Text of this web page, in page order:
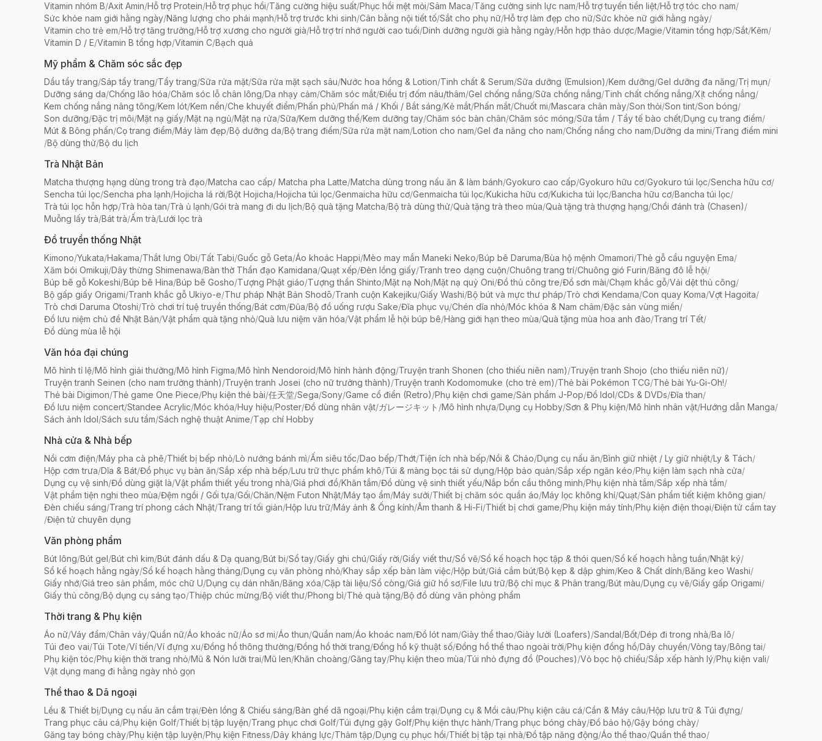
Vitamin nhóm B/Axit Amin/Hỗ trợ Protein/Hỗ trợ phục hồi/Tăng cường hiệu suất/Phục hồi mệt mỏi/Sâm Maca/Tăng cường sinh lực nam/Hỗ trợ tuyến tiền liệt/Hỗ trợ tóc cho nam/
Sức khỏe nam giới hằng ngày/Năng lượng cho phái mạnh/Hỗ trợ trước khi sinh/Cân bằng nội tiết tố/Sắt cho phụ nữ/Hỗ trợ làm đẹp cho nữ/Sức khỏe nữ giới hằng ngày/
Vitamin cho trẻ em/Hỗ trợ tăng trưởng/Hỗ trợ xương cho người già/Hỗ trợ trí nhớ người cao tuổi/Dinh dưỡng người già hằng ngày/Hỗn hợp thảo dược/Magie/Vitamin tổng hợp/Sắt/Kẽm/
Vitamin D / E/Vitamin B tổng hợp/Vitamin C/Bạch quả
Mỹ phẩm & Chăm sóc sắc đẹp
Dầu tẩy trang/Sáp tẩy trang/Tẩy trang/Sữa rửa mặt/Sữa rửa mặt sạch sâu/Nước hoa hồng & Lotion/Tinh chất & Serum/Sữa dưỡng (Emulsion)/Kem dưỡng/Gel dưỡng đa năng/Trị mụn/
Dưỡng sáng da/Chống lão hóa/Chăm sóc lỗ chân lông/Da nhạy cảm/Chăm sóc mắt/Điều trị đốm nâu/thâm/Gel chống nắng/Sữa chống nắng/Tinh chất chống nắng/Xịt chống nắng/
Kem chống nắng nâng tông/Kem lót/Kem nền/Che khuyết điểm/Phấn phủ/Phấn má / Khối / Bắt sáng/Kẻ mắt/Phấn mắt/Chuốt mi/Mascara chân mày/Son thỏi/Son tint/Son bóng/
Son dưỡng/Đặc trị môi/Mặt nạ giấy/Mặt nạ ngủ/Mặt nạ rửa/Sữa/Kem dưỡng thể/Kem dưỡng tay/Chăm sóc bàn chân/Chăm sóc móng/Sữa tắm / Tẩy tế bào chết/Dụng cụ trang điểm/
Mút & Bông phấn/Cọ trang điểm/Máy làm đẹp/Bộ dưỡng da/Bộ trang điểm/Sữa rửa mặt nam/Lotion cho nam/Gel đa năng cho nam/Chống nắng cho nam/Dưỡng da mini/Trang điểm mini
/Bộ dùng thử/Bộ du lịch
Trà Nhật Bản
Matcha thượng hạng dùng trong trà đạo/Matcha cao cấp/ Matcha pha Latte/Matcha dùng trong nấu ăn & làm bánh/Gyokuro cao cấp/Gyokuro hữu cơ/Gyokuro túi lọc/Sencha hữu cơ/
Sencha túi lọc/Sencha pha lạnh/Hojicha lá rời/Bột Hojicha/Hojicha túi lọc/Genmaicha hữu cơ/Genmaicha túi lọc/Kukicha hữu cơ/Kukicha túi lọc/Bancha hữu cơ/Bancha túi lọc/
Trà túi lọc hỗn hợp/Trà hòa tan/Trà ủ lạnh/Gói trà mang đi du lịch/Bộ quà tặng Matcha/Bộ trà dùng thử/Quà tặng trà theo mùa/Quà tặng trà thượng hạng/Chổi đánh trà (Chasen)/
Muỗng lấy trà/Bát trà/Ấm trà/Lưới lọc trà
Đồ truyền thống Nhật
Kimono/Yukata/Hakama/Thắt lưng Obi/Tất Tabi/Guốc gỗ Geta/Áo khoác Happi/Mèo may mắn Maneki Neko/Búp bê Daruma/Bùa hộ mệnh Omamori/Thẻ gỗ cầu nguyện Ema/
Xăm bói Omikuji/Dây thừng Shimenawa/Bàn thờ Thần đạo Kamidana/Quạt xếp/Đèn lồng giấy/Tranh treo dạng cuộn/Chuông trang trí/Chuông gió Furin/Băng đô lễ hội/
Búp bê gỗ Kokeshi/Búp bê Hina/Búp bê Gosho/Tượng Phật giáo/Tượng thần Shinto/Mặt nạ Noh/Mặt nạ quỷ Oni/Đồ thủ công tre/Đồ sơn mài/Chạm khắc gỗ/Vải dệt thủ công/
Bộ gấp giấy Origami/Tranh khắc gỗ Ukiyo-e/Thư pháp Nhật Bản Shodō/Tranh cuộn Kakejiku/Giấy Washi/Bộ bút và mực thư pháp/Trò chơi Kendama/Con quay Koma/Vợt Hagoita/
Trò chơi Daruma Otoshi/Trò chơi trí tuệ truyền thống/Bát cơm/Đũa/Bộ đồ uống rượu Sake/Đĩa phục vụ/Chén dĩa nhỏ/Móc khóa & Nam châm/Đặc sản vùng miền/
Đồ lưu niệm chủ đề Nhật Bản/Vật phẩm quà tặng nhỏ/Quà lưu niệm văn hóa/Vật phẩm lễ hội búp bê/Hàng giới hạn theo mùa/Quà tặng mùa hoa anh đào/Trang trí Tết/
Đồ dùng mùa lễ hội
Văn hóa đại chúng
Mô hình tỉ lệ/Mô hình giải thưởng/Mô hình Figma/Mô hình Nendoroid/Mô hình hành động/Truyện tranh Shonen (cho thiếu niên nam)/Truyện tranh Shojo (cho thiếu niên nữ)/
Truyện tranh Seinen (cho nam trưởng thành)/Truyện tranh Josei (cho nữ trưởng thành)/Truyện tranh Kodomomuke (cho trẻ em)/Thẻ bài Pokémon TCG/Thẻ bài Yu-Gi-Oh!/
Thẻ bài Digimon/Thẻ game One Piece/Phụ kiện thẻ bài/任天堂/Sega/Sony/Game cổ điển (Retro)/Phụ kiện chơi game/Sản phẩm J-Pop/Đồ Idol/CDs & DVDs/Đĩa than/
Đồ lưu niệm concert/Standee Acrylic/Móc khóa/Huy hiệu/Poster/Đồ dùng nhân vật/ガレージキット /Mô hình nhựa/Dụng cụ Hobby/Sơn & Phụ kiện/Mô hình nhân vật/Hướng dẫn Manga/
Sách ảnh Idol/Sách sưu tầm/Sách nghệ thuật Anime/Tạp chí Hobby
Nhà cửa & Nhà bếp
Nồi cơm điện/Máy pha cà phê/Thiết bị bếp nhỏ/Lò nướng bánh mì/Ấm siêu tốc/Dao bếp/Thớt/Tiện ích nhà bếp/Nồi & Chảo/Dụng cụ nấu ăn/Bình giữ nhiệt / Ly giữ nhiệt/Ly & Tách/
Hộp cơm trưa/Dĩa & Bát/Đồ phục vụ bàn ăn/Sắp xếp nhà bếp/Lưu trữ thực phẩm khô/Túi & màng bọc tái sử dụng/Hộp bảo quản/Sắp xếp ngăn kéo/Phụ kiện làm sạch nhà cửa/
Dụng cụ vệ sinh/Đồ dùng giặt là/Vật phẩm thiết yếu trong nhà/Giá phơi đồ/Khăn tắm/Đồ dùng vệ sinh thiết yếu/Nắp bồn cầu thông minh/Phụ kiện nhà tắm/Sắp xếp nhà tắm/
Vật phẩm tiện nghi theo mùa/Đệm ngồi / Gối tựa/Gối/Chăn/Nệm Futon Nhật/Máy tạo ẩm/Máy sưởi/Thiết bị chăm sóc quần áo/Máy lọc không khí/Quạt/Sản phẩm tiết kiệm không gian/
Đèn chiếu sáng/Trang trí phong cách Nhật/Trang trí tối giản/Hộp lưu trữ/Máy ảnh & Ống kính/Âm thanh & Hi-Fi/Thiết bị chơi game/Phụ kiện máy tính/Phụ kiện điện thoại/Điện tử cầm tay
/Điện tử chuyên dụng
Văn phòng phẩm
Bút lông/Bút gel/Bút chì kim/Bút đánh dấu & Dạ quang/Bút bi/Sổ tay/Giấy ghi chú/Giấy rời/Giấy viết thư/Sổ vẽ/Sổ kế hoạch học tập & thói quen/Sổ kế hoạch hằng tuần/Nhật ký/
Sổ kế hoạch hằng ngày/Sổ kế hoạch hằng tháng/Dụng cụ văn phòng nhỏ/Khay sắp xếp bàn làm việc/Hộp bút/Giá cắm bút/Bộ kẹp & dập ghim/Keo & Chất dính/Băng keo Washi/
Giấy nhớ/Giá treo sản phẩm, móc chữ U/Dụng cụ dán nhãn/Băng xóa/Cặp tài liệu/Sổ còng/Giá giữ hồ sơ/File lưu trữ/Bộ chỉ mục & Phân trang/Bút màu/Dụng cụ vẽ/Giấy gấp Origami/
Giấy thủ công/Bộ dụng cụ sáng tạo/Thiệp chúc mừng/Bộ viết thư/Phong bì/Thẻ quà tặng/Bộ đồ dùng văn phòng phẩm
Thời trang & Phụ kiện
Áo nữ/Váy đầm/Chân váy/Quần nữ/Áo khoác nữ/Áo sơ mi/Áo thun/Quần nam/Áo khoác nam/Đồ lót nam/Giày thể thao/Giày lười (Loafers)/Sandal/Bốt/Dép đi trong nhà/Ba lô/
Túi đeo vai/Túi Tote/Ví tiền/Ví đựng xu/Đồng hồ thông thường/Đồng hồ thời trang/Đồng hồ kỹ thuật số/Đồng hồ thể thao ngoài trời/Phụ kiện đồng hồ/Dây chuyền/Vòng tay/Bông tai/
Phụ kiện tóc/Phụ kiện thời trang nhỏ/Mũ & Nón lưỡi trai/Mũ len/Khăn choàng/Găng tay/Phụ kiện theo mùa/Túi nhỏ đựng đồ (Pouches)/Vỏ bọc hộ chiếu/Sắp xếp hành lý/Phụ kiện vali/
Vật dụng mang đi hằng ngày nhỏ gọn
Thể thao & Dã ngoại
Lều & Thiết bị/Dụng cụ nấu ăn cắm trại/Đèn lồng & Chiếu sáng/Bàn ghế dã ngoại/Phụ kiện cắm trại/Dụng cụ & Mồi câu/Phụ kiện câu cá/Cần & Máy câu/Hộp lưu trữ & Túi đựng/
Trang phục câu cá/Phụ kiện Golf/Thiết bị tập luyện/Trang phục chơi Golf/Túi đựng gậy Golf/Phụ kiện thực hành/Trang phục bóng chày/Đồ bảo hộ/Gậy bóng chày/
Găng tay bóng chày/Phụ kiện tập luyện/Phụ kiện Fitness/Dây kháng lực/Thảm tập/Dụng cụ phục hồi/Thiết bị tập tại nhà/Đồ tập năng động/Áo thể thao/Quần thể thao/